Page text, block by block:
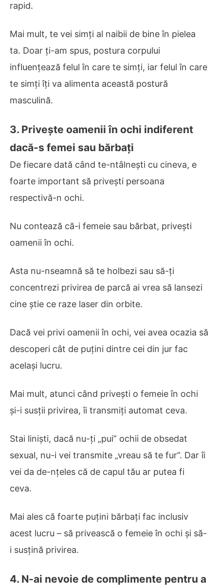
rapid.
Mai mult, te vei simți al naibii de bine în pielea
ta. Doar ți-am spus, postura corpului
influențează felul în care te simți, iar felul în care
te simți îți va alimenta această postură
masculină.
3. Privește oamenii în ochi indiferent
dacă-s femei sau bărbați
De fiecare dată când te-ntâlnești cu cineva, e
foarte important să privești persoana
respectivă-n ochi.
Nu contează că-i femeie sau bărbat, privești
oamenii în ochi.
Asta nu-nseamnă să te holbezi sau să-ți
concentrezi privirea de parcă ai vrea să lansezi
cine știe ce raze laser din orbite.
Dacă vei privi oamenii în ochi, vei avea ocazia să
descoperi cât de puțini dintre cei din jur fac
același lucru.
Mai mult, atunci când privești o femeie în ochi
și-i susții privirea, îi transmiți automat ceva.
Stai liniști, dacă nu-ți „pui” ochii de obsedat
sexual, nu-i vei transmite „vreau să te fur”. Dar îi
vei da de-nțeles că de capul tău ar putea fi
ceva.
Mai ales că foarte puțini bărbați fac inclusiv
acest lucru – să privească o femeie în ochi și să-
i susțină privirea.
4. N-ai nevoie de complimente pentru a